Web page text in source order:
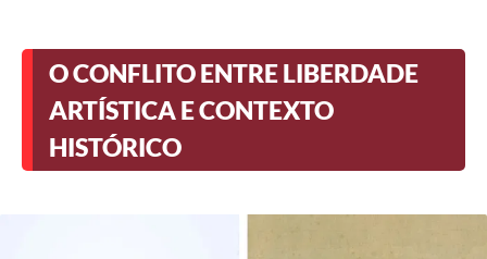
O CONFLITO ENTRE LIBERDADE
ARTÍSTICA E CONTEXTO
HISTÓRICO